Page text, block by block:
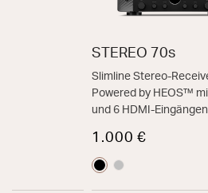
STEREO 70s
Slimline Stereo-
Powered by HEOS™
und 6 HDMI-Eingängen
1.000 €